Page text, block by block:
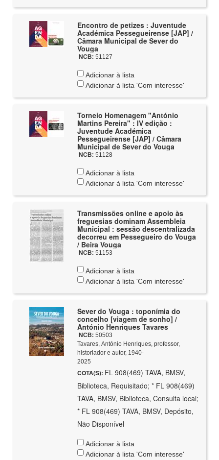
Encontro de petizes : Juventude
Académica Pessegueirense [JAP] /
Câmara Municipal de Sever do
Vouga
NCB: 51127
Adicionar à lista
Adicionar à lista 'Com interesse'
Torneio Homenagem "António
Martins Pereira" : IV edição :
Juventude Académica
Pessegueirense [JAP] / Câmara
Municipal de Sever do Vouga
NCB: 51128
Adicionar à lista
Adicionar à lista 'Com interesse'
Transmissões online e apoio às
freguesias dominam Assembleia
Municipal : sessão descentralizada
decorreu em Pessegueiro do Vouga
/ Beira Vouga
NCB: 51153
Adicionar à lista
Adicionar à lista 'Com interesse'
Sever do Vouga : toponímia do
concelho [viagem de sonho] /
António Henriques Tavares
NCB: 50503
Tavares, António Henriques, professor,
historiador e autor, 1940-
2025
COTA(S): FL 908(469) TAVA, BMSV,
Biblioteca, Requisitado; * FL 908(469)
TAVA, BMSV, Biblioteca, Consulta local;
* FL 908(469) TAVA, BMSV, Depósito,
Não Disponível
Adicionar à lista
Adicionar à lista 'Com interesse'